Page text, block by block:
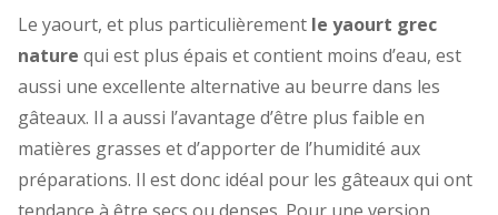
Le yaourt, et plus particulièrement le yaourt grec
nature qui est plus épais et contient moins d’eau, est
aussi une excellente alternative au beurre dans les
gâteaux. Il a aussi l’avantage d’être plus faible en
matières grasses et d’apporter de l’humidité aux
préparations. Il est donc idéal pour les gâteaux qui ont